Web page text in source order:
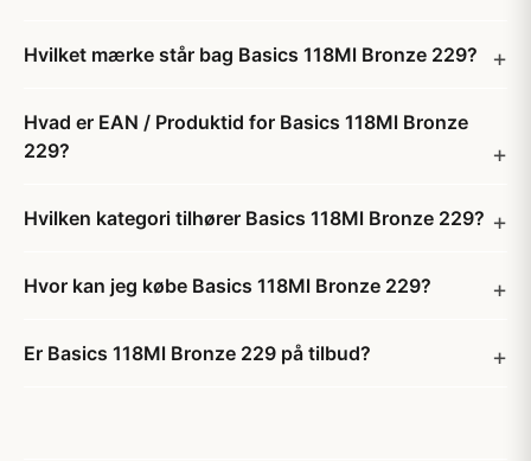
Hvilket mærke står bag Basics 118Ml Bronze 229?
Hvad er EAN / Produktid for Basics 118Ml Bronze
229?
Hvilken kategori tilhører Basics 118Ml Bronze 229?
Hvor kan jeg købe Basics 118Ml Bronze 229?
Er Basics 118Ml Bronze 229 på tilbud?